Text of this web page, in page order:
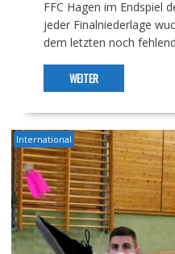
FFC Hagen im Endspiel
jeder Finalniederlage
dem letzten noch
WEITER
International